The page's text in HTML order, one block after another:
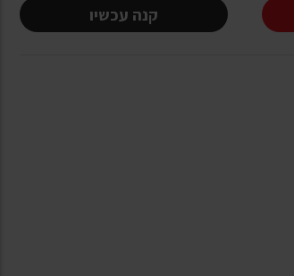
קנה עכשיו